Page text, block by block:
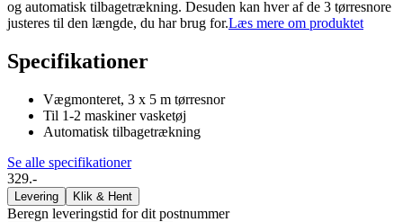
og automatisk tilbagetrækning. Desuden kan hver af de 3 tørresnore
justeres til den længde, du har brug for.Læs mere om produktet
Specifikationer
Vægmonteret, 3 x 5 m tørresnor
Til 1-2 maskiner vasketøj
Automatisk tilbagetrækning
Se alle specifikationer
329.-
Levering Klik & Hent
Beregn leveringstid for dit postnummer